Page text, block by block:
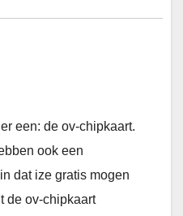
een: de ov-chipkaart.
ook een
dat ize gratis mogen
de ov-chipkaart